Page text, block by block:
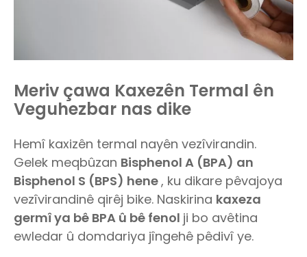
Meriv çawa Kaxezên Termal ên
Veguhezbar nas dike
Hemî kaxizên termal nayên vezîvirandin.
Gelek meqbûzan Bisphenol A (BPA) an
Bisphenol S (BPS) hene , ku dikare pêvajoya
vezîvirandinê qirêj bike. Naskirina kaxeza
germî ya bê BPA û bê fenol ji bo avêtina
ewledar û domdariya jîngehê pêdivî ye.